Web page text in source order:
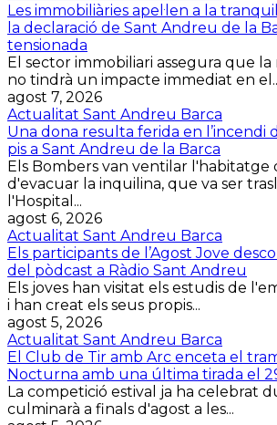
Les immobiliàries apel·len a la
la declaració de Sant Andreu de la
tensionada
El sector immobiliari assegura que
no tindrà un impacte immediat en
agost 7, 2026
Actualitat Sant Andreu Barca
Una dona resulta ferida en l’incendi
pis a Sant Andreu de la Barca
Els Bombers van ventilar l'habitatge
d'evacuar la inquilina, que va ser
l'Hospital...
agost 6, 2026
Actualitat Sant Andreu Barca
Els participants de l’Agost Jove
del pòdcast a Ràdio Sant Andreu
Els joves han visitat els estudis de
i han creat els seus propis...
agost 5, 2026
Actualitat Sant Andreu Barca
El Club de Tir amb Arc enceta el
Nocturna amb una última tirada el
La competició estival ja ha celebrat
culminarà a finals d'agost a les...